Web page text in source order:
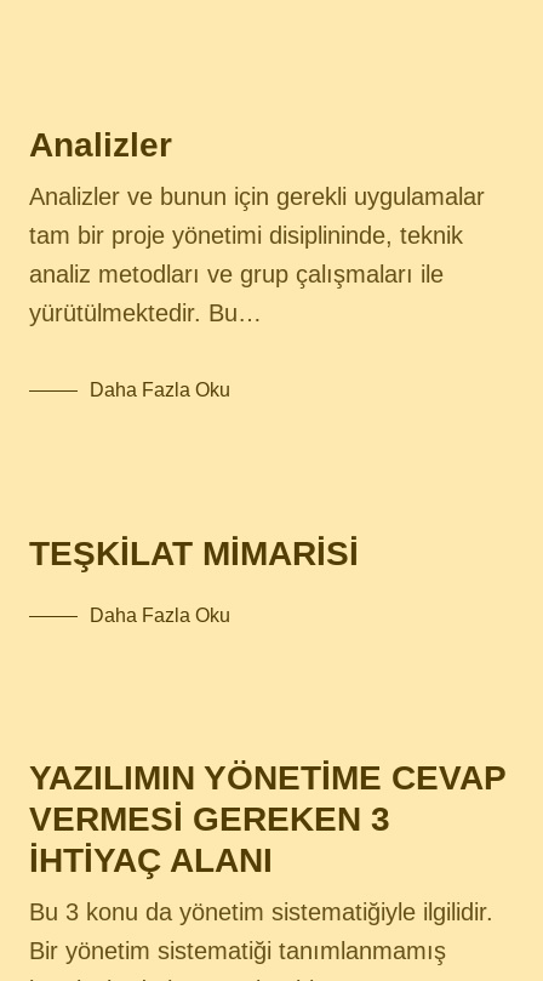
Analizler
Analizler ve bunun için gerekli uygulamalar
tam bir proje yönetimi disiplininde, teknik
analiz metodları ve grup çalışmaları ile
yürütülmektedir. Bu…
Daha Fazla Oku
TEŞKİLAT MİMARİSİ
Daha Fazla Oku
YAZILIMIN YÖNETİME CEVAP
VERMESİ GEREKEN 3
İHTİYAÇ ALANI
Bu 3 konu da yönetim sistematiğiyle ilgilidir.
Bir yönetim sistematiği tanımlanmamış